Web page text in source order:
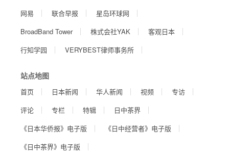
网易
联合早报
星岛环球网
BroadBand Tower
株式会社YAK
客观日本
行知学园
VERYBEST律师事务所
站点地图
首页 日本新闻 华人新闻 视频
专访
评论
专栏 特辑
日中茶界
《日本华侨报》电子版
《日中经营者》电子版
《日中茶界》电子版